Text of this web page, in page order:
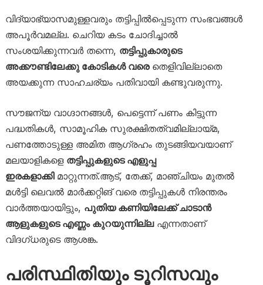
വിദ്യാഭ്യാസമുള്ളവരും തട്ടിപ്പിൽപ്പെടുന്ന സംഭവങ്ങൾ
അപൂർവമല്ല. ചെറിയ കടം ചോദിച്ചാൽ
സംശയിക്കുന്നവർ തന്നെ, തട്ടിപ്പുകാരുടെ
അക്കൗണ്ടിലേക്കു കോടികൾ വരെതെളിവില്ലാതെ
അയക്കുന്ന സാഹചര്യം പതിവായി കണ്ടുവരുന്നു.
സൗജന്യ വാഗ്ദാനങ്ങൾ, പെട്ടെന്ന് പണം കിട്ടുന്ന
പദ്ധതികൾ, സാമൂഹിക സുരക്ഷിതത്വമില്ലായ്മ,
പണത്തോടുള്ള അമിത ആഗ്രഹം തുടങ്ങിയവയാണ്
മലയാളികളെ തട്ടിപ്പുകളുടെ എളുപ്പ
ഇരകളാക്കിമാറ്റുന്നത്.ആട്, തേക്ക്, മാഞ്ചിയം മുതൽ
മൾട്ടി ലെവൽ മാർക്കറ്റിങ് വരെ തട്ടിപ്പുകൾ നിരന്തരം
വാർത്തയായിട്ടും, പുതിയ കണിയിലേക്ക് ചാടാൻ
ആളുകളുടെ എണ്ണം കുറയുന്നില്ലഎന്നതാണ്
വിദഗ്ധരുടെ ആശങ്ക.
പരിസ്ഥിതിയും ടൂറിസവും